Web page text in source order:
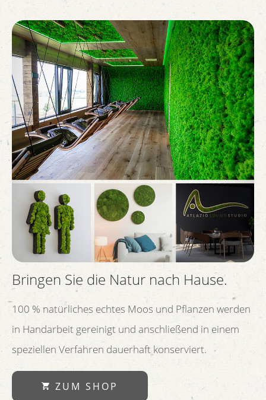
Bringen Sie die Natur nach Hause.
100 % natürliches echtes Moos und Pflanzen werden
in Handarbeit gereinigt und anschließend in einem
speziellen Verfahren dauerhaft konserviert.
ZUM SHOP